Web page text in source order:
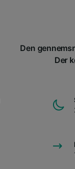
Den
Der